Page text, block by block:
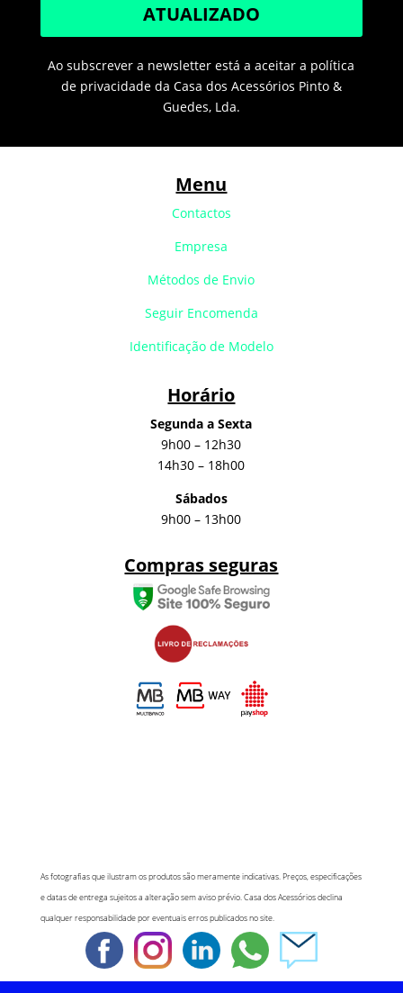
ATUALIZADO
Ao subscrever a newsletter está a aceitar a política
de privacidade da Casa dos Acessórios Pinto &
Guedes, Lda.
Menu
Contactos
Empresa
Métodos de Envio
Seguir Encomenda
Identificação de Modelo
Horário
Segunda a Sexta
9h00 – 12h30
14h30 – 18h00
Sábados
9h00 – 13h00
Compras seguras
As fotografias que ilustram os produtos são meramente indicativas. Preços, especificações
e datas de entrega sujeitos a alteração sem aviso prévio. Casa dos Acessórios declina
qualquer responsabilidade por eventuais erros publicados no site.